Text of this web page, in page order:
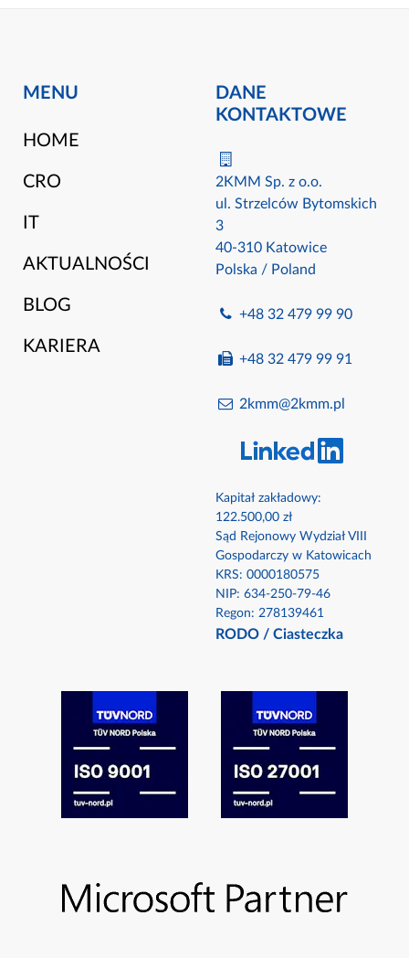
MENU
HOME
CRO
IT
AKTUALNOŚCI
BLOG
KARIERA
DANE
KONTAKTOWE
2KMM Sp. z o.o.
ul. Strzelców Bytomskich
3
40-310 Katowice
Polska / Poland
+48 32 479 99 90
+48 32 479 99 91
2kmm@2kmm.pl
Kapitał zakładowy:
122.500,00 zł
Sąd Rejonowy Wydział VIII
Gospodarczy w Katowicach
KRS: 0000180575​
NIP: 634-250-79-46​
Regon: 278139461
RODO / Ciasteczka